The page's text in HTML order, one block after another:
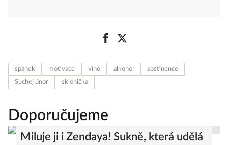
spánek motivace víno alkohol
abstinence
Suchej únor
sklenička
Doporučujeme
Miluje ji i Zendaya! Sukně, která udělá